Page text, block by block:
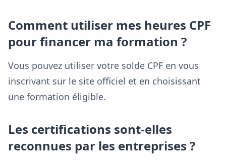
Comment utiliser mes heures CPF
pour financer ma formation ?
Vous pouvez utiliser votre solde CPF en vous
inscrivant sur le site officiel et en choisissant
une formation éligible.
Les certifications sont-elles
reconnues par les entreprises ?